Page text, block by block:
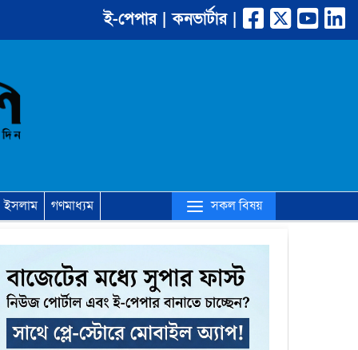
ই-পেপার |
(current) কনভার্টার |
ইসলাম গণমাধ্যম সকল বিষয়